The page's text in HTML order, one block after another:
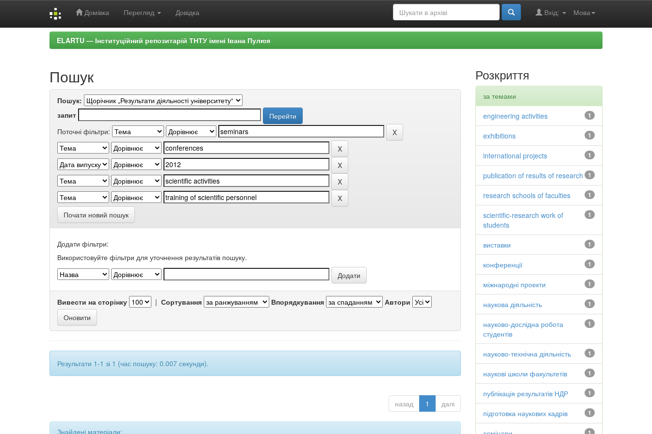
Домівка Перегляд Довідка Мова
Вхід:
ELARTU — Інституційний репозитарій ТНТУ імені Івана Пулюя
Пошук
Пошук:
запит
Поточні фільтри:
Почати новий пошук
Додати фільтри:
Використовуйте фільтри для уточнення результатів пошуку.
Вивести на сторінку | Сортування Впорядкування Автори
Результати 1-1 зі 1 (час пошуку: 0.007 секунди).
назад 1 далі
Знайдені матеріали:
Розкриття
за темами
1
engineering activities
1
exhibitions
1
international projects
1
publication of results of research
1
research schools of faculties
1
scientific-research work of
students
1
виставки
1
конференції
1
міжнародні проекти
1
наукова діяльність
1
науково-дослідна робота
студентів
1
науково-технічна діяльність
1
наукові школи факультетів
1
публікація результатів НДР
1
підготовка наукових кадрів